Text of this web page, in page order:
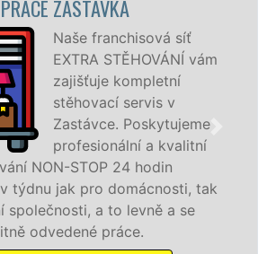
STĚHOVACÍ FIRMA ZASTÁVKA
Poskytujeme
stěhovací služby v
Zastávce na
špičkové úrovni se
speciální stěhovací
technikou. Tyto
zajišťujeme domácnostem i firmám v
okresu Brno-venkov se zárukou
franchisové sítě EXTRA STĚHOVÁNÍ.
stěhovací služby NON-STOP